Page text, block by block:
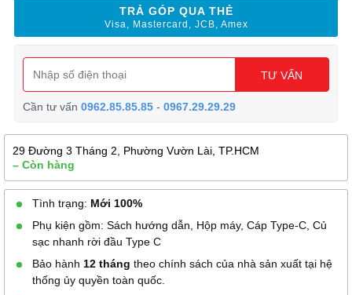
TRẢ GÓP QUA THẺ
Visa, Mastercard, JCB, Amex
TƯ VẤN
Cần tư vấn0962.85.85.85 -0967.29.29.29
29 Đường 3 Tháng 2, Phường Vườn Lài, TP.HCM
– Còn hàng
Tình trạng: Mới 100%
Phụ kiện gồm: Sách hướng dẫn, Hộp máy, Cáp Type-C, Củ
sạc nhanh rời đầu Type C
Bảo hành 12 tháng theo chính sách của nhà sản xuất tại hệ
thống ủy quyền toàn quốc.